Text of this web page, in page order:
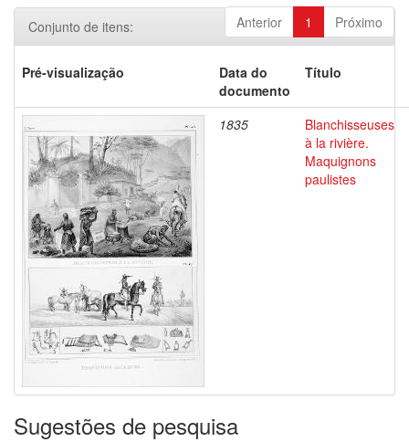
Anterior 1 Próximo
Conjunto de itens:
Pré-visualização
Data do
documento
Título
1835
Blanchisseuses
à la rivière.
Maquignons
paulistes
Sugestões de pesquisa